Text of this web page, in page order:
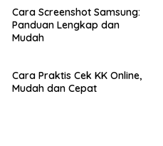
Cara Screenshot Samsung:
Panduan Lengkap dan
Mudah
Cara Praktis Cek KK Online,
Mudah dan Cepat